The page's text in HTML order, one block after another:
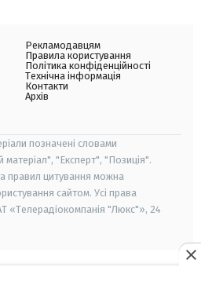
Рекламодавцям
Правила користування
Політика конфіденційності
Технічна інформація
Контакти
Архів
позначені словами
"Експерт", "Позиція".
правил цитування можна
сайтом. Усі права
«Телерадіокомпанія "Люкс"», 24